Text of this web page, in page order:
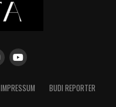
IMPRESSUM BUDI REPORTER